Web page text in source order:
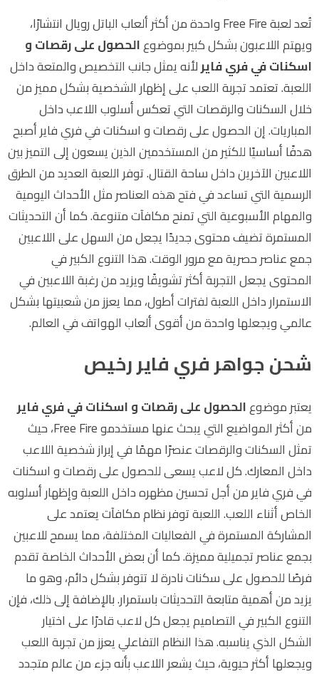
تُعد لعبةFree Fireواحدة من أكثر ألعاب الباتل رويال انتشارًا،
ويهتم اللاعبون بشكل كبير بموضوعالحصول على رقصات و
اسكنات في فري فايرلأنه يمثل جانب التخصيص والمتعة داخل
اللعبة. تعتمد تجربة اللعب على إظهار الشخصية بشكل مميز من
خلال السكنات والرقصات التي تعكس أسلوب اللاعب داخل
المباريات. إن الحصول على رقصات و اسكنات في فري فاير أصبح
هدفًا أساسيًا للكثير من المستخدمين الذين يسعون إلى التميز بين
اللاعبين الآخرين داخل ساحة القتال. توفر اللعبة العديد من الطرق
الرسمية التي تساعد في فتح هذه العناصر مثل الأحداث اليومية
والمهام الأسبوعية التي تمنح مكافآت متنوعة. كما أن التحديثات
المستمرة تضيف محتوى جديدًا يجعل من السهل على اللاعبين
جمع عناصر حصرية مع مرور الوقت. هذا التنوع الكبير في
المحتوى يجعل التجربة أكثر تشويقًا ويزيد من رغبة اللاعبين في
الاستمرار داخل اللعبة لفترات أطول، مما يعزز من شعبيتها بشكل
عالمي ويجعلها واحدة من أقوى ألعاب الهواتف في العالم.
شحن جواهر فري فاير رخيص
يعتبر موضوعالحصول على رقصات و اسكنات في فري فاير
من أكثر المواضيع التي يبحث عنها مستخدموFree Fire، حيث
تمثل السكنات والرقصات عنصرًا مهمًا في إبراز شخصية اللاعب
داخل المعارك. كل لاعب يسعى للحصول على رقصات و اسكنات
في فري فاير من أجل تحسين مظهره داخل اللعبة وإظهار أسلوبه
الخاص أثناء اللعب. اللعبة توفر نظام مكافآت يعتمد على
المشاركة المستمرة في الفعاليات المختلفة، مما يسمح للاعبين
بجمع عناصر تجميلية مميزة. كما أن بعض الأحداث الخاصة تقدم
فرصًا للحصول على سكنات نادرة لا تتوفر بشكل دائم، وهو ما
يزيد من أهمية متابعة التحديثات باستمرار. بالإضافة إلى ذلك، فإن
التنوع الكبير في التصاميم يجعل كل لاعب قادرًا على اختيار
الشكل الذي يناسبه. هذا النظام التفاعلي يعزز من تجربة اللعب
ويجعلها أكثر حيوية، حيث يشعر اللاعب بأنه جزء من عالم متجدد